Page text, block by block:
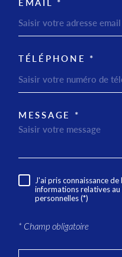
EMAIL *
TÉLÉPHONE *
MESSAGE *
J'ai pris connaissance
informations relatives
personnelles (*)
* Champ obligatoire